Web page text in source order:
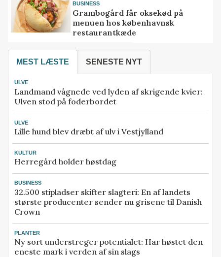
BUSINESS
Grambogård får oksekød på
menuen hos københavnsk
restaurantkæde
MEST LÆSTE SENESTE NYT
ULVE
Landmand vågnede ved lyden af skrigende kvier:
Ulven stod på foderbordet
ULVE
Lille hund blev dræbt af ulv i Vestjylland
KULTUR
Herregård holder høstdag
BUSINESS
32.500 stipladser skifter slagteri: En af landets
største producenter sender nu grisene til Danish
Crown
PLANTER
Ny sort understreger potentialet: Har høstet den
eneste mark i verden af sin slags